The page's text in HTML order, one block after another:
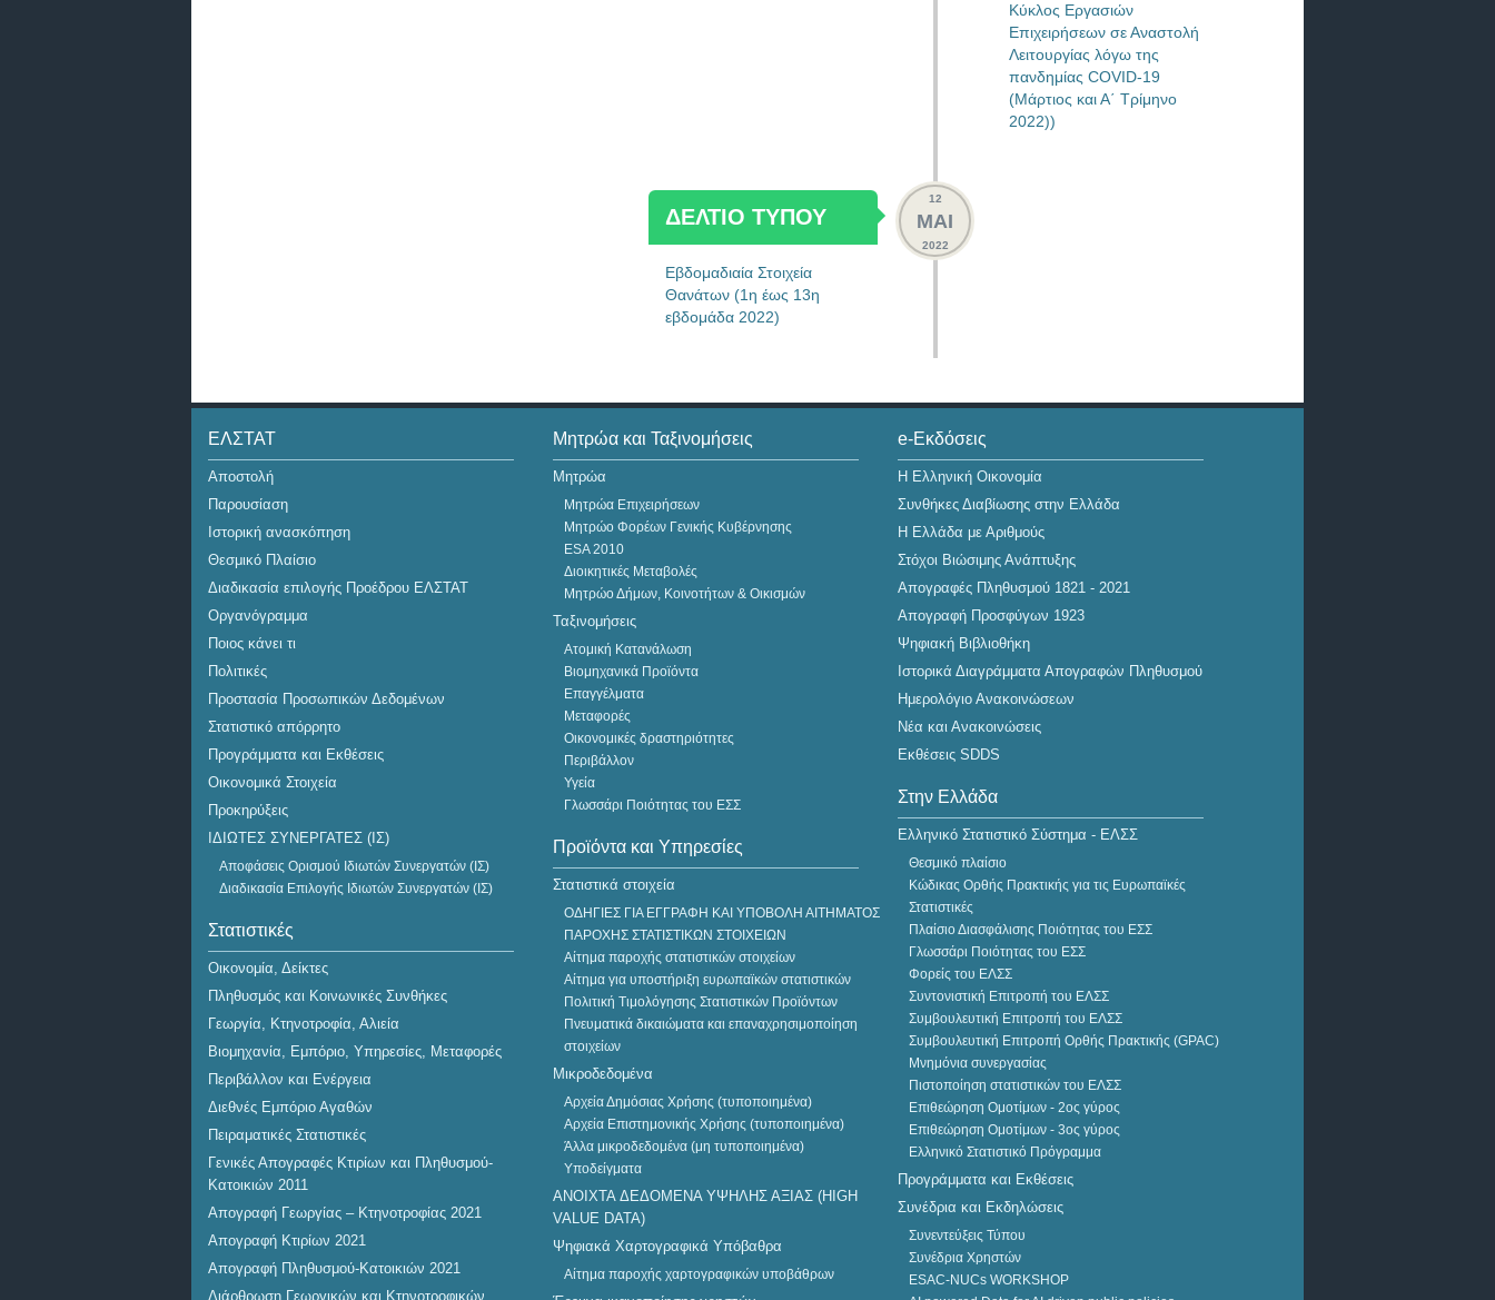
Κύκλος Εργασιών
Επιχειρήσεων σε Αναστολή
Λειτουργίας λόγω της
πανδημίας COVID-19
(Μάρτιος και Α΄ Τρίμηνο
2022))
12
ΜΑΙ
2022
ΔΕΛΤΙΟ ΤΥΠΟΥ
Εβδομαδιαία Στοιχεία
Θανάτων (1η έως 13η
εβδομάδα 2022)
2022
ΑΝΑΚΟΙΝΩΣΗ
Ιατρικός έλεγχος από
κλιμάκιο του Εθνικού
Οργανισμού Δημόσιας
Υγείας (ΕΟΔΥ) στο
προσωπικό της Κεντρικής
Υπηρεσίας
ΑΠΡ
2022
ΔΕΛΤΙΟ ΤΥΠΟΥ
Επιχειρήσεων του Λιανικού
ΑΠΡ ΔΕΛΤΙΟ ΤΥΠΟΥ
Εξέλιξη Κύκλου Εργασιών
Επιχειρήσεων Παροχής
Καταλυμάτων Και
Υπηρεσιών Εστίασης
(Φεβρουάριος 2022)
ΑΠΡ
ΔΕΛΤΙΟ ΤΥΠΟΥ
Επιχειρήσεων σε Αναστολή
(Φεβρουάριος 2022)
ΕΛΣΤΑΤ
Αποστολή
Παρουσίαση
Ιστορική ανασκόπηση
Θεσμικό Πλαίσιο
Διαδικασία επιλογής Προέδρου ΕΛΣΤΑΤ
Οργανόγραμμα
Ποιος κάνει τι
Πολιτικές
Προστασία Προσωπικών Δεδομένων
Στατιστικό απόρρητο
Προγράμματα και Εκθέσεις
Οικονομικά Στοιχεία
Προκηρύξεις
ΙΔΙΩΤΕΣ ΣΥΝΕΡΓΑΤΕΣ (ΙΣ)
Αποφάσεις Ορισμού Ιδιωτών Συνεργατών (ΙΣ)
Διαδικασία Επιλογής Ιδιωτών Συνεργατών (ΙΣ)
Στατιστικές
Οικονομία, Δείκτες
Πληθυσμός και Κοινωνικές Συνθήκες
Γεωργία, Κτηνοτροφία, Αλιεία
Βιομηχανία, Εμπόριο, Υπηρεσίες, Μεταφορές
Περιβάλλον και Ενέργεια
Διεθνές Εμπόριο Αγαθών
Πειραματικές Στατιστικές
Γενικές Απογραφές Κτιρίων και Πληθυσμού-
Κατοικιών 2011
Απογραφή Γεωργίας – Κτηνοτροφίας 2021
Απογραφή Κτιρίων 2021
Απογραφή Πληθυσμού-Κατοικιών 2021
Διάρθρωση Γεωργικών και Κτηνοτροφικών
Μητρώα και Ταξινομήσεις
Μητρώα
Μητρώα Επιχειρήσεων
Μητρώο Φορέων Γενικής Κυβέρνησης
ESA 2010
Διοικητικές Μεταβολές
Μητρώο Δήμων, Κοινοτήτων & Οικισμών
Ταξινομήσεις
Ατομική Κατανάλωση
Βιομηχανικά Προϊόντα
Επαγγέλματα
Μεταφορές
Οικονομικές δραστηριότητες
Περιβάλλον
Υγεία
Γλωσσάρι Ποιότητας του ΕΣΣ
Προϊόντα και Υπηρεσίες
Στατιστικά στοιχεία
ΟΔΗΓΙΕΣ ΓΙΑ ΕΓΓΡΑΦΗ ΚΑΙ ΥΠΟΒΟΛΗ ΑΙΤΗΜΑΤΟΣ
ΠΑΡΟΧΗΣ ΣΤΑΤΙΣΤΙΚΩΝ ΣΤΟΙΧΕΙΩΝ
Αίτημα παροχής στατιστικών στοιχείων
Αίτημα για υποστήριξη ευρωπαϊκών στατιστικών
Πολιτική Τιμολόγησης Στατιστικών Προϊόντων
Πνευματικά δικαιώματα και επαναχρησιμοποίηση
στοιχείων
Μικροδεδομένα
Αρχεία Δημόσιας Χρήσης (τυποποιημένα)
Αρχεία Επιστημονικής Χρήσης (τυποποιημένα)
Άλλα μικροδεδομένα (μη τυποποιημένα)
Υποδείγματα
ANOIXTA ΔΕΔΟΜΕΝΑ ΥΨΗΛΗΣ ΑΞΙΑΣ (HIGH
VALUE DATA)
Ψηφιακά Χαρτογραφικά Υπόβαθρα
Αίτημα παροχής χαρτογραφικών υποβάθρων
e-Εκδόσεις
Η Ελληνική Οικονομία
Συνθήκες Διαβίωσης στην Ελλάδα
Η Ελλάδα με Αριθμούς
Στόχοι Βιώσιμης Ανάπτυξης
Απογραφές Πληθυσμού 1821 - 2021
Απογραφή Προσφύγων 1923
Ψηφιακή Βιβλιοθήκη
Ιστορικά Διαγράμματα Απογραφών Πληθυσμού
Ημερολόγιο Ανακοινώσεων
Νέα και Ανακοινώσεις
Εκθέσεις SDDS
Στην Ελλάδα
Ελληνικό Στατιστικό Σύστημα - ΕΛΣΣ
Θεσμικό πλαίσιο
Κώδικας Ορθής Πρακτικής για τις Ευρωπαϊκές
Στατιστικές
Πλαίσιο Διασφάλισης Ποιότητας του ΕΣΣ
Γλωσσάρι Ποιότητας του ΕΣΣ
Φορείς του ΕΛΣΣ
Συντονιστική Επιτροπή του ΕΛΣΣ
Συμβουλευτική Επιτροπή του ΕΛΣΣ
Συμβουλευτική Επιτροπή Ορθής Πρακτικής (GPAC)
Μνημόνια συνεργασίας
Πιστοποίηση στατιστικών του ΕΛΣΣ
Επιθεώρηση Ομοτίμων - 2ος γύρος
Επιθεώρηση Ομοτίμων - 3ος γύρος
Ελληνικό Στατιστικό Πρόγραμμα
Προγράμματα και Εκθέσεις
Συνέδρια και Εκδηλώσεις
Συνεντεύξεις Τύπου
Συνέδρια Χρηστών
ESAC-NUCs WORKSHOP